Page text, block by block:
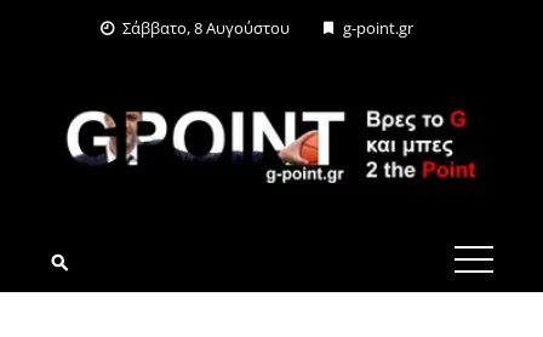
Σάββατο, 8 Αυγούστου g-point.gr
G-POINT.GR